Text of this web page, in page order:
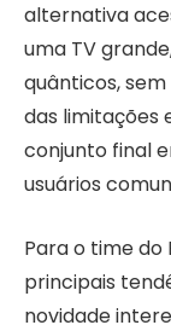
alternativa
uma TV
quânticos,
das limitações
conjunto final
usuários
Para o time do
principais
novidade